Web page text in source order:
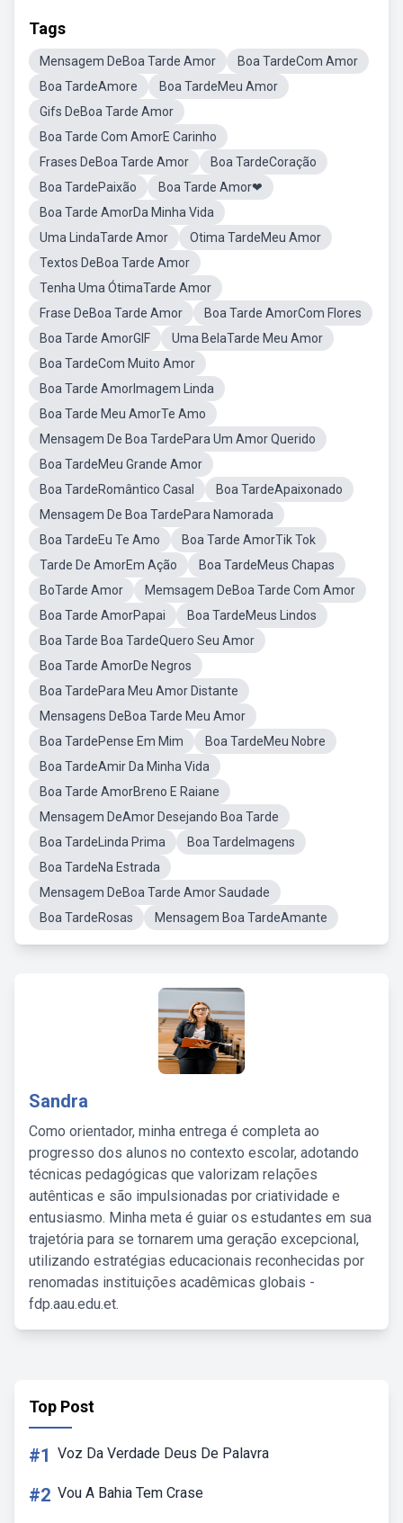
Tags
Mensagem DeBoa Tarde Amor
Boa TardeCom Amor
Boa TardeAmore
Boa TardeMeu Amor
Gifs DeBoa Tarde Amor
Boa Tarde Com AmorE Carinho
Frases DeBoa Tarde Amor
Boa TardeCoração
Boa TardePaixão
Boa Tarde Amor❤
Boa Tarde AmorDa Minha Vida
Uma LindaTarde Amor
Otima TardeMeu Amor
Textos DeBoa Tarde Amor
Tenha Uma ÓtimaTarde Amor
Frase DeBoa Tarde Amor
Boa Tarde AmorCom Flores
Boa Tarde AmorGIF
Uma BelaTarde Meu Amor
Boa TardeCom Muito Amor
Boa Tarde AmorImagem Linda
Boa Tarde Meu AmorTe Amo
Mensagem De Boa TardePara Um Amor Querido
Boa TardeMeu Grande Amor
Boa TardeRomântico Casal
Boa TardeApaixonado
Mensagem De Boa TardePara Namorada
Boa TardeEu Te Amo
Boa Tarde AmorTik Tok
Tarde De AmorEm Ação
Boa TardeMeus Chapas
BoTarde Amor
Memsagem DeBoa Tarde Com Amor
Boa Tarde AmorPapai
Boa TardeMeus Lindos
Boa Tarde Boa TardeQuero Seu Amor
Boa Tarde AmorDe Negros
Boa TardePara Meu Amor Distante
Mensagens DeBoa Tarde Meu Amor
Boa TardePense Em Mim
Boa TardeMeu Nobre
Boa TardeAmir Da Minha Vida
Boa Tarde AmorBreno E Raiane
Mensagem DeAmor Desejando Boa Tarde
Boa TardeLinda Prima
Boa TardeImagens
Boa TardeNa Estrada
Mensagem DeBoa Tarde Amor Saudade
Boa TardeRosas
Mensagem Boa TardeAmante
Sandra
Como orientador, minha entrega é completa ao
progresso dos alunos no contexto escolar, adotando
técnicas pedagógicas que valorizam relações
autênticas e são impulsionadas por criatividade e
entusiasmo. Minha meta é guiar os estudantes em sua
trajetória para se tornarem uma geração excepcional,
utilizando estratégias educacionais reconhecidas por
renomadas instituições acadêmicas globais -
fdp.aau.edu.et.
Top Post
#1 Voz Da Verdade Deus De Palavra
#2 Vou A Bahia Tem Crase